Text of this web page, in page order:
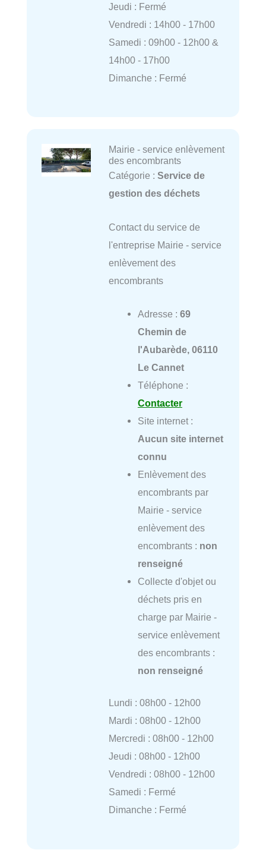
Jeudi : Fermé
Vendredi : 14h00 - 17h00
Samedi : 09h00 - 12h00 &
14h00 - 17h00
Dimanche : Fermé
Mairie - service enlèvement
des encombrants
Catégorie : Service de
gestion des déchets
Contact du service de
l'entreprise Mairie - service
enlèvement des
encombrants
Adresse : 69
Chemin de
l'Aubarède, 06110
Le Cannet
Téléphone :
Contacter
Site internet :
Aucun site internet
connu
Enlèvement des
encombrants par
Mairie - service
enlèvement des
encombrants : non
renseigné
Collecte d'objet ou
déchets pris en
charge par Mairie -
service enlèvement
des encombrants :
non renseigné
Lundi : 08h00 - 12h00
Mardi : 08h00 - 12h00
Mercredi : 08h00 - 12h00
Jeudi : 08h00 - 12h00
Vendredi : 08h00 - 12h00
Samedi : Fermé
Dimanche : Fermé